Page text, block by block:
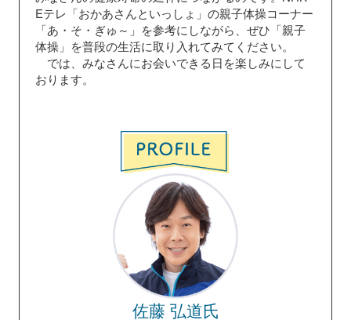
Eテレ「おかあさんといっしょ」の親子体操コーナー
「あ・そ・ぎゅ～」を参考にしながら、ぜひ「親子
体操」を普段の生活に取り入れてみてください。
では、みなさんにお会いできる日を楽しみにして
おります。
佐藤 弘道氏